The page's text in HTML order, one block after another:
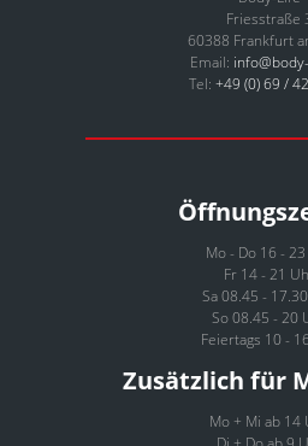
Friesstraße
60388 Frankfurt
Email:
Tel: +49 (0) 69 /
Mo - Do 16 -
Fr 14 - 21
Sa 08.45 -
So 08.45 - 20
Feiertags 10 -
Zusätzlich für
Mo + Mi ab 14